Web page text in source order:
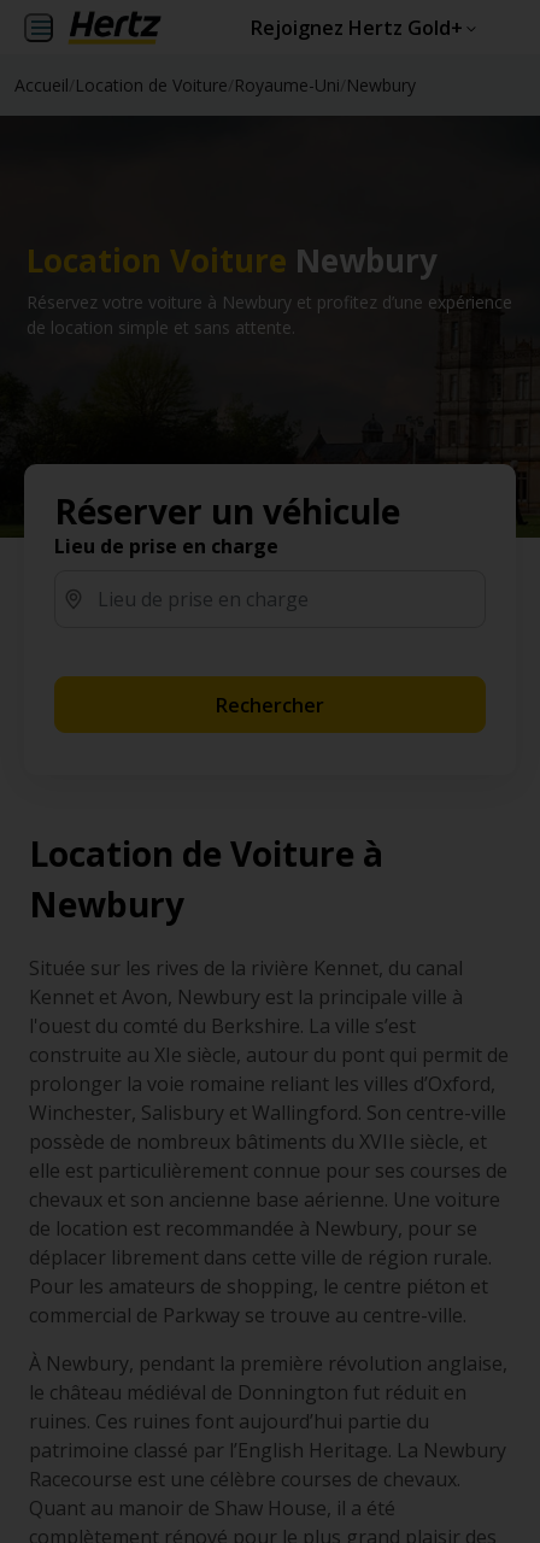
Rejoignez Hertz Gold+
Accueil Location de Voiture Royaume-Uni Newbury
Location Voiture Newbury
Réservez votre voiture à Newbury et profitez d’une expérience
de location simple et sans attente.
Réserver un véhicule
Lieu de prise en charge
Rechercher
Location de Voiture à
Newbury
Située sur les rives de la rivière Kennet, du canal
Kennet et Avon, Newbury est la principale ville à
l'ouest du comté du Berkshire. La ville s’est
construite au XIe siècle, autour du pont qui permit de
prolonger la voie romaine reliant les villes d’Oxford,
Winchester, Salisbury et Wallingford. Son centre-ville
possède de nombreux bâtiments du XVIIe siècle, et
elle est particulièrement connue pour ses courses de
chevaux et son ancienne base aérienne. Une voiture
de location est recommandée à Newbury, pour se
déplacer librement dans cette ville de région rurale.
Pour les amateurs de shopping, le centre piéton et
commercial de Parkway se trouve au centre-ville.
À Newbury, pendant la première révolution anglaise,
le château médiéval de Donnington fut réduit en
ruines. Ces ruines font aujourd’hui partie du
patrimoine classé par l’English Heritage. La Newbury
Racecourse est une célèbre courses de chevaux.
Quant au manoir de Shaw House, il a été
complètement rénové pour le plus grand plaisir des